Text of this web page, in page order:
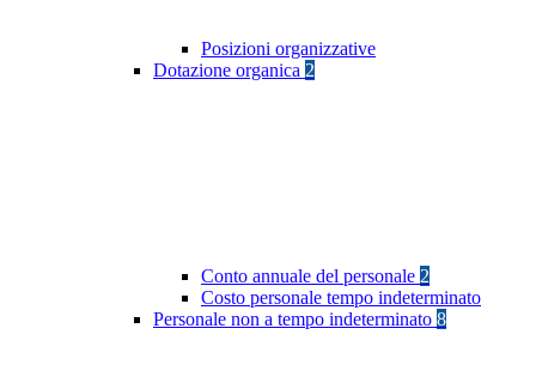
Posizioni organizzative
Dotazione organica 2
Conto annuale del personale 2
Costo personale tempo indeterminato
Personale non a tempo indeterminato 8